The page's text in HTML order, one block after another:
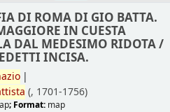
DI ROMA DI GIO BATTA.
IN CUESTA
DAL MEDESIMO RIDOTA /
INCISA.
(, 1701-1756)
; Format: map